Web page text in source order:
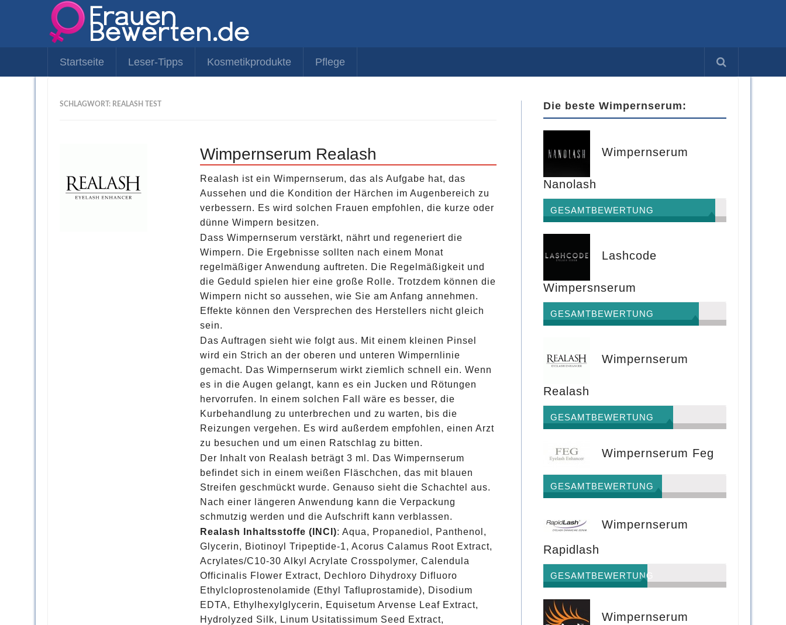
Startseite Leser-Tipps Kosmetikprodukte Pflege
SCHLAGWORT: REALASH TEST
Wimpernserum Realash
Realash ist ein Wimpernserum, das als Aufgabe hat, das
Aussehen und die Kondition der Härchen im Augenbereich zu
verbessern. Es wird solchen Frauen empfohlen, die kurze oder
dünne Wimpern besitzen.
Dass Wimpernserum verstärkt, nährt und regeneriert die
Wimpern. Die Ergebnisse sollten nach einem Monat
regelmäßiger Anwendung auftreten. Die Regelmäßigkeit und
die Geduld spielen hier eine große Rolle. Trotzdem können die
Wimpern nicht so aussehen, wie Sie am Anfang annehmen.
Effekte können den Versprechen des Herstellers nicht gleich
sein.
Das Auftragen sieht wie folgt aus. Mit einem kleinen Pinsel
wird ein Strich an der oberen und unteren Wimpernlinie
gemacht. Das Wimpernserum wirkt ziemlich schnell ein. Wenn
es in die Augen gelangt, kann es ein Jucken und Rötungen
hervorrufen. In einem solchen Fall wäre es besser, die
Kurbehandlung zu unterbrechen und zu warten, bis die
Reizungen vergehen. Es wird außerdem empfohlen, einen Arzt
zu besuchen und um einen Ratschlag zu bitten.
Der Inhalt von Realash beträgt 3 ml. Das Wimpernserum
befindet sich in einem weißen Fläschchen, das mit blauen
Streifen geschmückt wurde. Genauso sieht die Schachtel aus.
Nach einer längeren Anwendung kann die Verpackung
schmutzig werden und die Aufschrift kann verblassen.
Realash Inhaltsstoffe (INCI): Aqua, Propanediol, Panthenol,
Glycerin, Biotinoyl Tripeptide-1, Acorus Calamus Root Extract,
Acrylates/C10-30 Alkyl Acrylate Crosspolymer, Calendula
Officinalis Flower Extract, Dechloro Dihydroxy Difluoro
Ethylcloprostenolamide (Ethyl Tafluprostamide), Disodium
EDTA, Ethylhexylglycerin, Equisetum Arvense Leaf Extract,
Hydrolyzed Silk, Linum Usitatissimum Seed Extract,
Die beste Wimpernserum:
Wimpernserum
Nanolash
GESAMTBEWERTUNG
Lashcode
Wimpersnserum
GESAMTBEWERTUNG
Wimpernserum
Realash
GESAMTBEWERTUNG
Wimpernserum Feg
GESAMTBEWERTUNG
Wimpernserum
Rapidlash
GESAMTBEWERTUNG
Wimpernserum